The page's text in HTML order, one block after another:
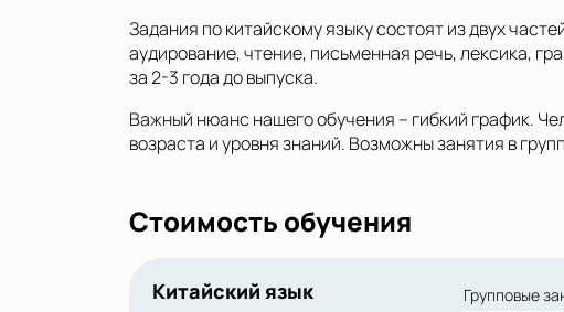
Задания по китайскому языку состоят из двух
аудирование, чтение, письменная речь, лексика,
за 2-3 года до выпуска.
Важный нюанс нашего обучения – гибкий график.
возраста и уровня знаний. Возможны занятия в
Стоимость обучения
Китайский язык Групповые